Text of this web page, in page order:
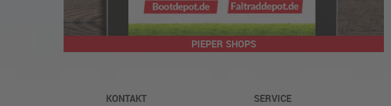
PIEPER SHOPS
KONTAKT SERVICE